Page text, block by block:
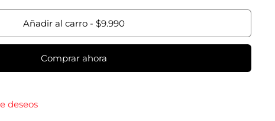
Añadir al carro - $9.990
Comprar ahora
deseos